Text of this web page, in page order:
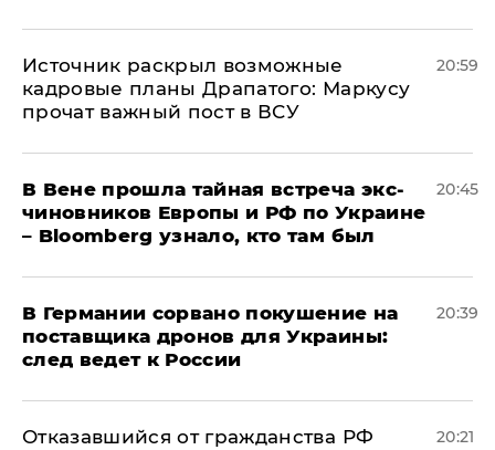
​Источник раскрыл возможные
кадровые планы Драпатого: Маркусу
прочат важный пост в ВСУ
20:59
В Вене прошла тайная встреча экс-
чиновников Европы и РФ по Украине
– Bloomberg узнало, кто там был
20:45
​В Германии сорвано покушение на
поставщика дронов для Украины:
след ведет к России
20:39
Отказавшийся от гражданства РФ
20:21